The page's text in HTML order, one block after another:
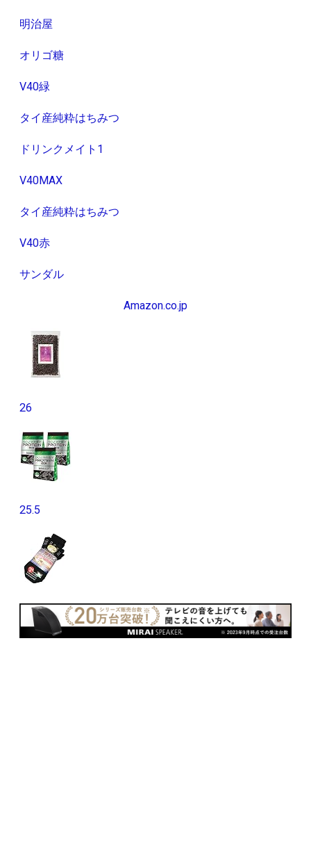
明治屋
オリゴ糖
V40緑
タイ産純粋はちみつ
ドリンクメイト1
V40MAX
タイ産純粋はちみつ
V40赤
サンダル
Amazon.co.jp
26
25.5